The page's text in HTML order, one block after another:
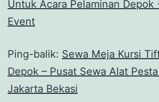
Untuk Acara Pelaminan Depok
Event
Ping-balik: Sewa Meja Kursi
Depok – Pusat Sewa Alat
Jakarta Bekasi